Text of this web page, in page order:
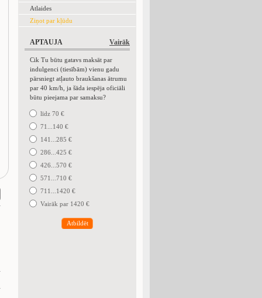
Atlaides
Ziņot par kļūdu
Vairāk
APTAUJA
Cik Tu būtu gatavs maksāt par
indulgenci (tiesībām) vienu gadu
pārsniegt atļauto braukšanas ātrumu
par 40 km/h, ja šāda iespēja oficiāli
būtu pieejama par samaksu?
līdz 70 €
71...140 €
141...285 €
286...425 €
426...570 €
571...710 €
711...1420 €
Vairāk par 1420 €
Atbildēt